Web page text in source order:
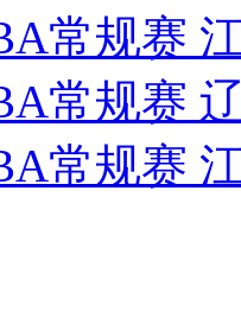
常规赛
常规赛
常规赛